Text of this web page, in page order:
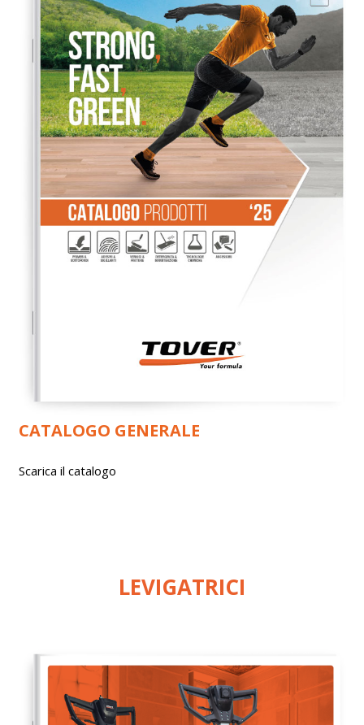
CATALOGO GENERALE
Scarica il catalogo
LEVIGATRICI